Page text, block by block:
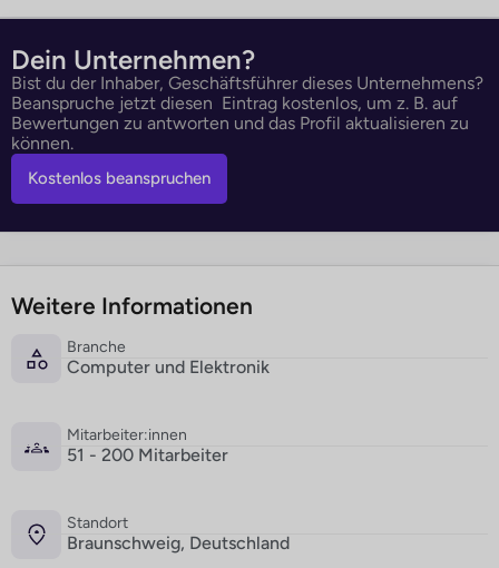
Dein Unternehmen?
Bist du der Inhaber, Geschäftsführer dieses Unternehmens?
Beanspruche jetzt diesen Eintrag kostenlos, um z. B. auf
Bewertungen zu antworten und das Profil aktualisieren zu
können.
Kostenlos beanspruchen
Weitere Informationen
Branche
Computer und Elektronik
Mitarbeiter:innen
51 - 200 Mitarbeiter
Standort
Braunschweig, Deutschland